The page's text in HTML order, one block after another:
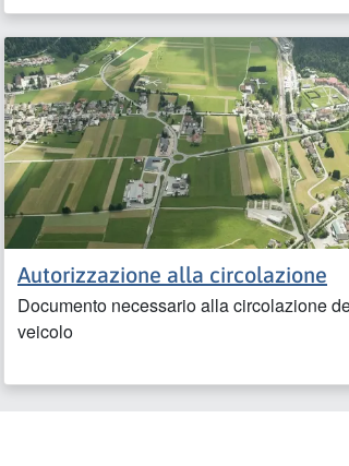
Autorizzazione alla circolazione
Documento necessario alla circolazione
veicolo